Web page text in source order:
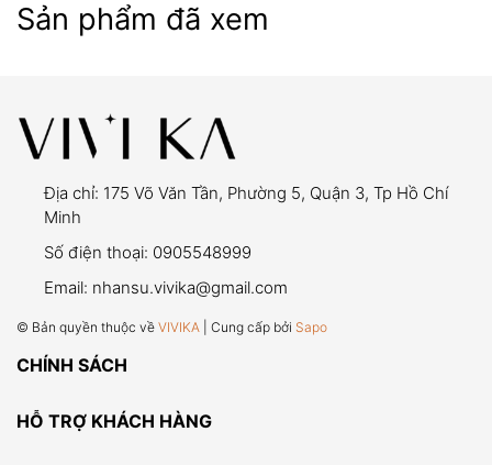
Sản phẩm đã xem
Địa chỉ: 175 Võ Văn Tần, Phường 5, Quận 3, Tp Hồ Chí
Minh
Số điện thoại: 0905548999
Email: nhansu.vivika@gmail.com
© Bản quyền thuộc về VIVIKA | Cung cấp bởi Sapo
CHÍNH SÁCH
HỖ TRỢ KHÁCH HÀNG